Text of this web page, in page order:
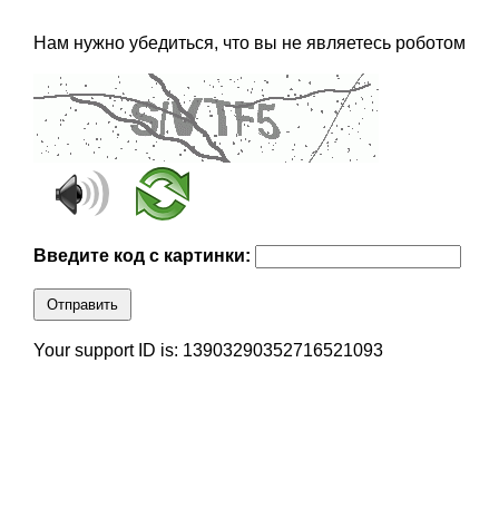
Нам нужно убедиться, что вы не являетесь роботом
Введите код с картинки:
Отправить
Your support ID is: 13903290352716521093